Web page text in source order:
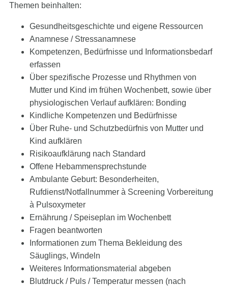
Themen beinhalten:
Gesundheitsgeschichte und eigene Ressourcen
Anamnese / Stressanamnese
Kompetenzen, Bedürfnisse und Informationsbedarf
erfassen
Über spezifische Prozesse und Rhythmen von
Mutter und Kind im frühen Wochenbett, sowie über
physiologischen Verlauf aufklären: Bonding
Kindliche Kompetenzen und Bedürfnisse
Über Ruhe- und Schutzbedürfnis von Mutter und
Kind aufklären
Risikoaufklärung nach Standard
Offene Hebammensprechstunde
Ambulante Geburt: Besonderheiten,
Rufdienst/Notfallnummer à Screening Vorbereitung
à Pulsoxymeter
Ernährung / Speiseplan im Wochenbett
Fragen beantworten
Informationen zum Thema Bekleidung des
Säuglings, Windeln
Weiteres Informationsmaterial abgeben
Blutdruck / Puls / Temperatur messen (nach